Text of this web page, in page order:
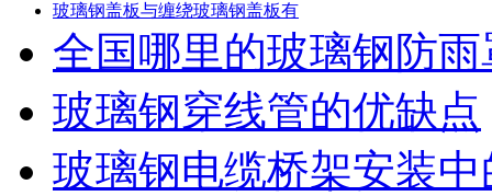
玻璃钢盖板与缠绕玻璃钢盖板有
全国哪里的玻璃钢防
玻璃钢穿线管的优缺点
玻璃钢电缆桥架安装